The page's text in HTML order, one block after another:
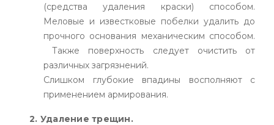
(средства удаления краски) способом.
Меловые и известковые побелки удалить до
прочного основания механическим способом.
Также поверхность следует очистить от
различных загрязнений.
Слишком глубокие впадины восполняют с
применением армирования.
2. Удаление трещин.